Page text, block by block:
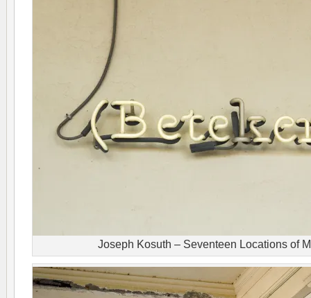
Joseph Kosuth – Seventeen Locations of